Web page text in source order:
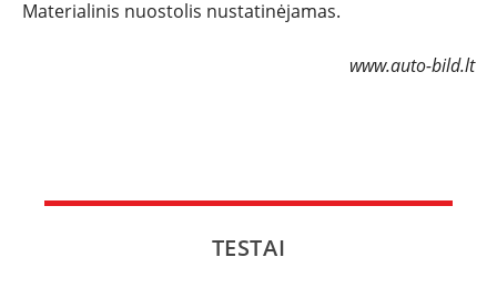
NAUJI
SPORTAS
PATARIMAI
Materialinis nuostolis nustatinėjamas.
www.auto-bild.lt
TESTAI